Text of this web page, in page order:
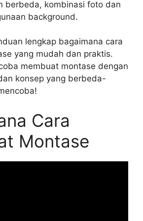
berbeda, kombinasi foto dan
background.
lengkap bagaimana cara
yang mudah dan praktis.
membuat montase dengan
konsep yang berbeda-
Cara
Montase